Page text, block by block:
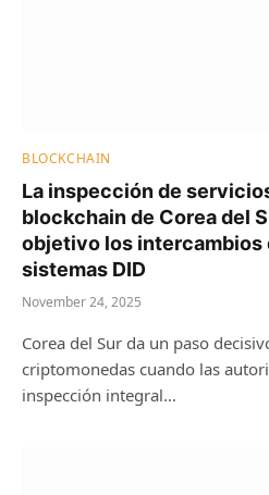
BLOCKCHAIN
La inspección de
blockchain de Corea del
objetivo los intercambios
sistemas DID
November 24, 2025
Corea del Sur da un paso
criptomonedas cuando las
inspección integral…